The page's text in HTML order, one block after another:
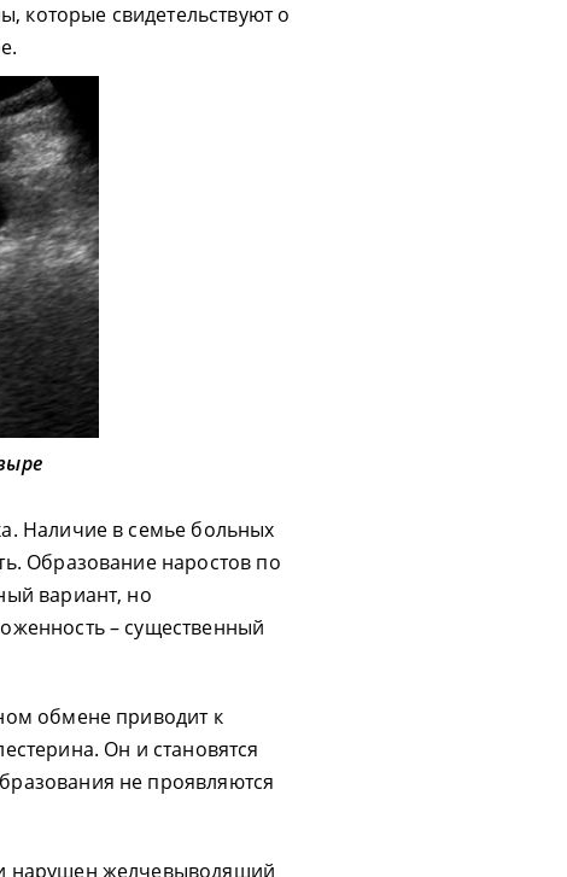
которые свидетельствуют о
Наличие в семье больных
Образование наростов по
вариант, но
– существенный
обмене приводит к
Он и становятся
не проявляются
нарушен желчевыводящий